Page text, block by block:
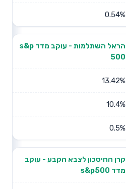
0.54%
הראל השתלמות - עוקב מדד s&p
500
13.42%
10.4%
0.5%
קרן החיסכון לצבא הקבע - עוקב
מדד s&p500